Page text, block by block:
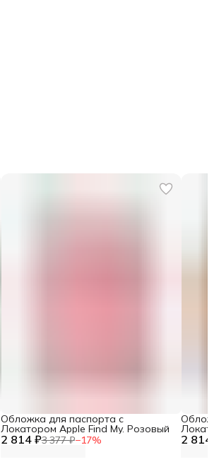
2 814 ₽3 377 ₽−17%
Обложка для паспорта с
Локатором Apple Find My. Розовый
2 814